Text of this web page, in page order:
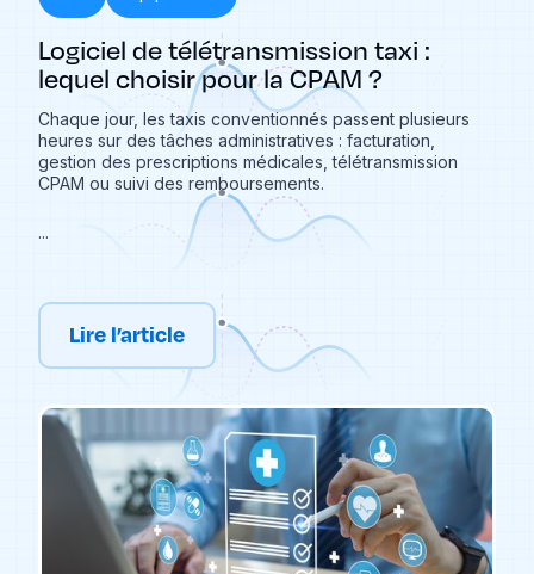
Logiciel de télétransmission taxi :
lequel choisir pour la CPAM ?
Chaque jour, les taxis conventionnés passent plusieurs
heures sur des tâches administratives : facturation,
gestion des prescriptions médicales, télétransmission
CPAM ou suivi des remboursements.
...
Lire l’article